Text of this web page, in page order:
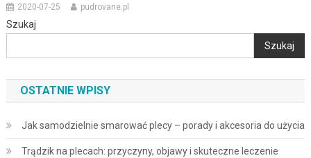
2020-07-25 pudrovane.pl
Szukaj
Szukaj
OSTATNIE WPISY
Jak samodzielnie smarować plecy – porady i akcesoria do użycia
Trądzik na plecach: przyczyny, objawy i skuteczne leczenie